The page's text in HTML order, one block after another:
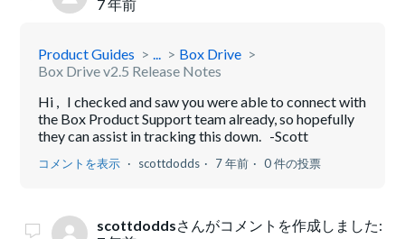
7 年前
Product Guides ...
Box Drive
Box Drive v2.5 Release Notes
Hi , I checked and saw you were able to connect with
the Box Product Support team already, so hopefully
they can assist in tracking this down. -Scott
コメントを表示 scottdodds 7 年前 0 件の投票
scottdoddsさんがコメントを作成しました: